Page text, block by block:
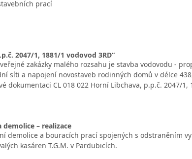
prací
2047/1, 1881/1 vodovod 3RD“
zakázky malého rozsahu je stavba vodovodu -
síti a napojení novostaveb rodinných domů v délce
dokumentaci CL 018 022 Horní Libchava, p.p.č. 2047/1,
demolice – realizace
demolice a bouracích prací spojených s odstraněním
kasáren T.G.M. v Pardubicích.